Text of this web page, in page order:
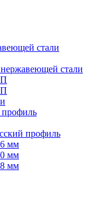
стали
стали
профиль
мм
мм
мм